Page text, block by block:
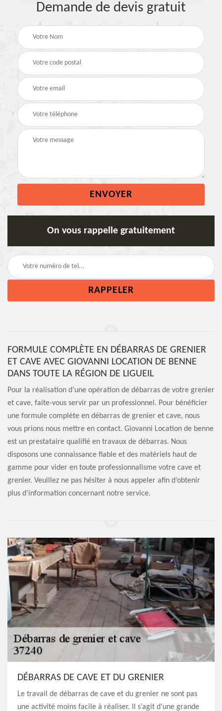
Demande de devis gratuit
On vous rappelle gratuitement
FORMULE COMPLÈTE EN DÉBARRAS DE GRENIER
ET CAVE AVEC GIOVANNI LOCATION DE BENNE
DANS TOUTE LA RÉGION DE LIGUEIL
Pour la réalisation d’une opération de débarras de votre grenier
et cave, faite-vous servir par un professionnel. Pour bénéficier
une formule complète en débarras de grenier et cave, nous
vous prions nous mettre en contact. Giovanni Location de benne
est un prestataire qualifié en travaux de débarras. Nous
disposons une connaissance fiable et des matériels haut de
gamme pour vider en toute professionnalisme votre cave et
grenier. Veuillez ne pas hésiter à nous appeler afin d’obtenir
plus d’information concernant notre service.
DÉBARRAS DE CAVE ET DU GRENIER
Le travail de débarras de cave et du grenier ne sont pas
une activité moins facile à réaliser. Il s’agit d’une grande